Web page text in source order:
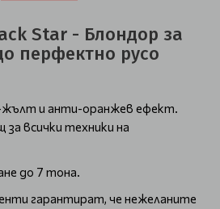
Star - Блондор за
перфектно русо
жълт и анти-оранжев ефект.
всички техники на
до 7 тона.
гарантират, че нежеланите